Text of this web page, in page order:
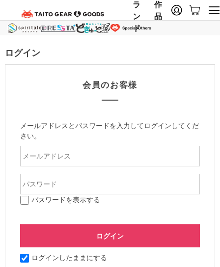
ラ
ン
ド
作
品
ログイン
会員のお客様
メールアドレスとパスワードを入力してログインしてくだ
さい。
パスワードを表示する
ログインしたままにする